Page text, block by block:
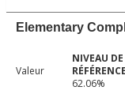
Elementary
Valeur
62.06%